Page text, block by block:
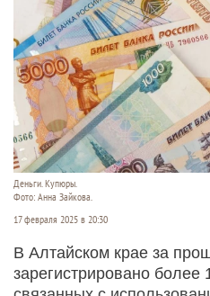
Деньги. Купюры.
Фото: Анна Зайкова.
17 февраля 2025 в 20:30
В Алтайском крае за
зарегистрировано более